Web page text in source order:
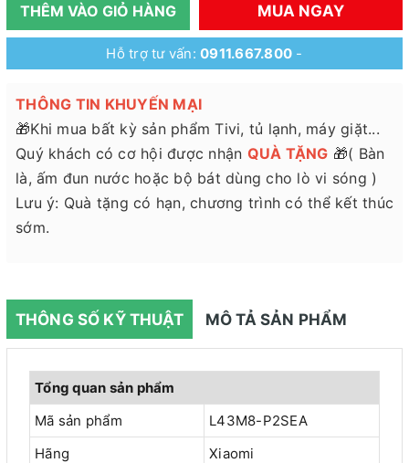
THÊM VÀO GIỎ HÀNG MUA NGAY
Hỗ trợ tư vấn:0911.667.800 -
THÔNG TIN KHUYẾN MẠI
🎁Khi mua bất kỳ sản phẩm Tivi, tủ lạnh, máy giặt...
Quý khách có cơ hội được nhận QUÀ TẶNG 🎁( Bàn
là, ấm đun nước hoặc bộ bát dùng cho lò vi sóng )
Lưu ý: Quà tặng có hạn, chương trình có thể kết thúc
sớm.
THÔNG SỐ KỸ THUẬT MÔ TẢ SẢN PHẨM
Tổng quan sản phẩm
Mã sản phẩm
L43M8-P2SEA
Hãng
Xiaomi